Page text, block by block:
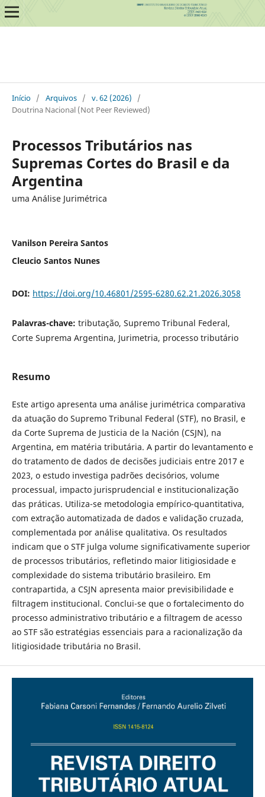
Início / Arquivos / v. 62 (2026)
/
Doutrina Nacional (Not Peer Reviewed)
Processos Tributários nas
Supremas Cortes do Brasil e da
Argentina
uma Análise Jurimétrica
Vanilson Pereira Santos
Cleucio Santos Nunes
DOI: https://doi.org/10.46801/2595-6280.62.21.2026.3058
Palavras-chave: tributação, Supremo Tribunal Federal,
Corte Suprema Argentina, Jurimetria, processo tributário
Resumo
Este artigo apresenta uma análise jurimétrica comparativa
da atuação do Supremo Tribunal Federal (STF), no Brasil, e
da Corte Suprema de Justicia de la Nación (CSJN), na
Argentina, em matéria tributária. A partir do levantamento e
do tratamento de dados de decisões judiciais entre 2017 e
2023, o estudo investiga padrões decisórios, volume
processual, impacto jurisprudencial e institucionalização
das práticas. Utiliza-se metodologia empírico-quantitativa,
com extração automatizada de dados e validação cruzada,
complementada por análise qualitativa. Os resultados
indicam que o STF julga volume significativamente superior
de processos tributários, refletindo maior litigiosidade e
complexidade do sistema tributário brasileiro. Em
contrapartida, a CSJN apresenta maior previsibilidade e
filtragem institucional. Conclui-se que o fortalecimento do
processo administrativo tributário e a filtragem de acesso
ao STF são estratégias essenciais para a racionalização da
litigiosidade tributária no Brasil.